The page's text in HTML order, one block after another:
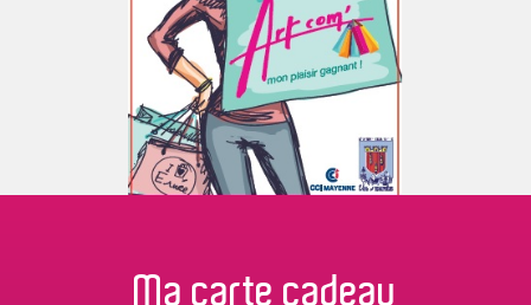
Ma carte cadeau